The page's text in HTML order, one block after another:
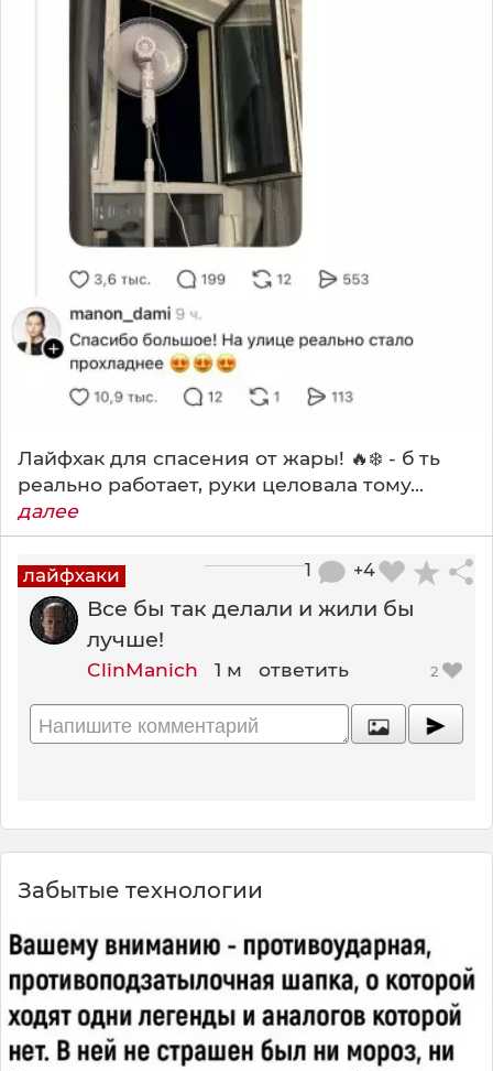
Лайфхак для спасения от жары! 🔥❄️ - б ть
реально работает, руки целовала тому...
далее
лайфхаки +4
1
Все бы так делали и жили бы
лучше!
ClinManich 1 м ответить 2
Забытые технологии